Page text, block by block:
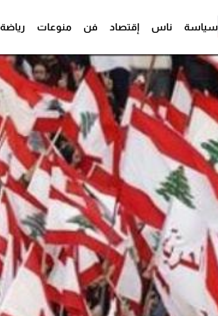
سياسة ناس إقتصاد فن منوعات رياضة